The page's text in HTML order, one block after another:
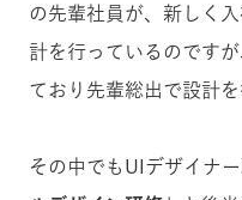
の先輩社員が、新しく
計を行っているのです
ており先輩総出で設計を
その中でもUIデザイナ